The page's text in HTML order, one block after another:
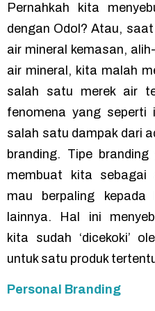
Pernahkah kita
dengan Odol? Atau,
air mineral kemasan,
air mineral, kita malah
salah satu merek air
fenomena yang seperti
salah satu dampak dari
branding. Tipe branding
membuat kita sebagai
mau berpaling kepada
lainnya. Hal ini
kita sudah ‘dicekoki’
untuk satu produk
Personal Branding